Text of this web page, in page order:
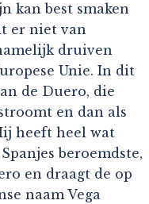
kan best smaken
er niet van
druiven
Unie. In dit
de Duero, die
en dan als
heeft heel wat
beroemdste,
en draagt de op
naam Vega